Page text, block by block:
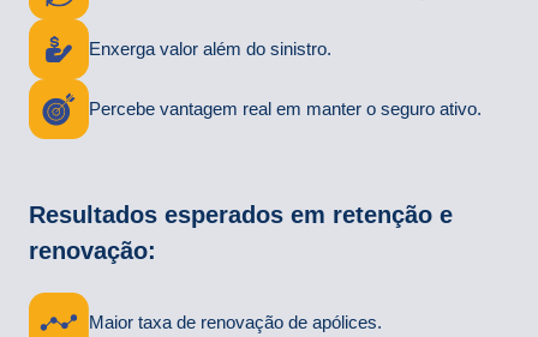
Enxerga valor além do sinistro.
Percebe vantagem real em manter o seguro ativo.
Resultados esperados em retenção e
renovação:
Maior taxa de renovação de apólices.